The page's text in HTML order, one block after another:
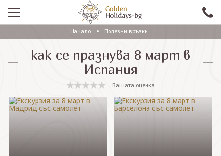
ПРОМО
EКСКУРЗИИ СЪС САМОЛЕТ
ЕКСКУРЗИИ С АВТОБУС
САМОЛЕТНИ ПОЧИВКИ
Начало Полезни връзки
как се празнува 8 март в
Испания
Вашата оценка